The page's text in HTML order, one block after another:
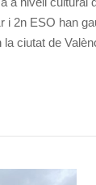
i 2n ESO han
la ciutat de